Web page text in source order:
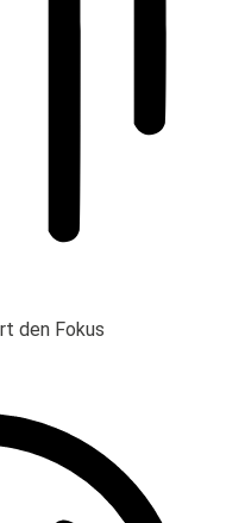
den Fokus